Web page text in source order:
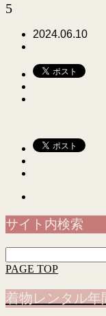
5
2024.06.10
サイト内検索
索:
PAGE TOP
着物レンタル年